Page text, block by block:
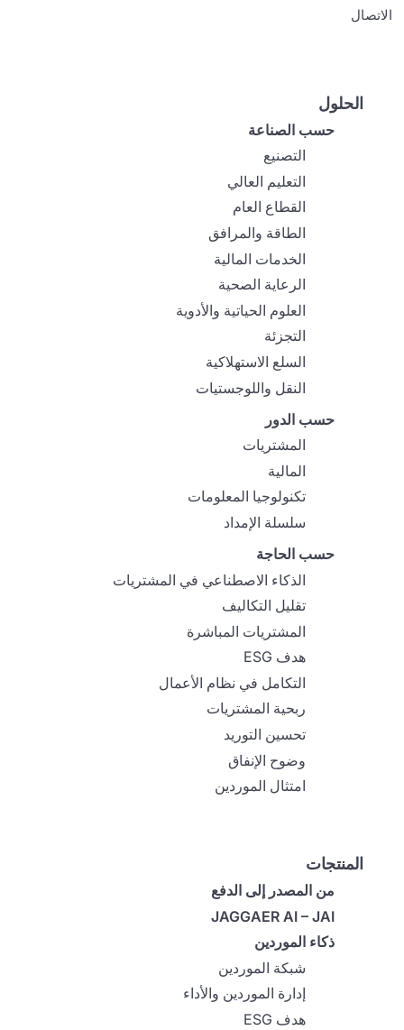
الاتصال
الحلول
حسب الصناعة
التصنيع
التعليم العالي
القطاع العام
الطاقة والمرافق
الخدمات المالية
الرعاية الصحية
العلوم الحياتية والأدوية
التجزئة
السلع الاستهلاكية
النقل واللوجستيات
حسب الدور
المشتريات
المالية
تكنولوجيا المعلومات
سلسلة الإمداد
حسب الحاجة
الذكاء الاصطناعي في المشتريات
تقليل التكاليف
المشتريات المباشرة
هدف ESG
التكامل في نظام الأعمال
ربحية المشتريات
تحسين التوريد
وضوح الإنفاق
امتثال الموردين
المنتجات
من المصدر إلى الدفع
JAGGAER AI – JAI
ذكاء الموردين
شبكة الموردين
إدارة الموردين والأداء
هدف ESG